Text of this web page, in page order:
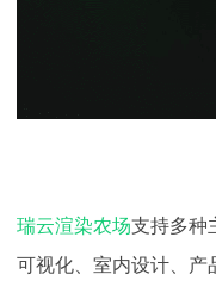
瑞云渲染农场支持多种
可视化、室内设计、产